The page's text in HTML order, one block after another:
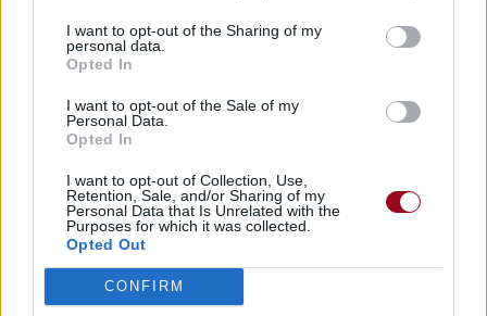
I want to opt-out of the Sharing of my
personal data.
Opted In
I want to opt-out of the Sale of my
Personal Data.
Opted In
I want to opt-out of Collection, Use,
Retention, Sale, and/or Sharing of my
Personal Data that Is Unrelated with the
Purposes for which it was collected.
Opted Out
CONFIRM